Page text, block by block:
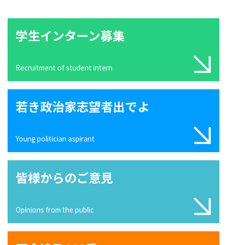
学生インターン募集
Recruitment of student intern
若き政治家志望者出でよ
Young politician aspirant
皆様からのご意見
Opinions from the public